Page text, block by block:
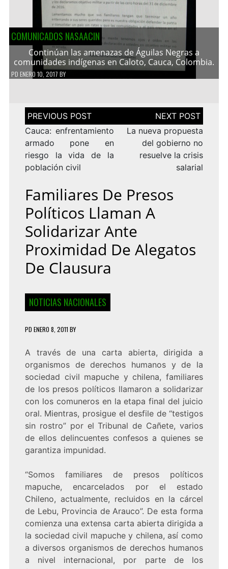
COMUNICADOS NASAACIN
Continúan las amenazas de Águilas Negras a
comunidades indígenas en Caloto, Cauca, Colombia.
PD ENERO 10, 2017 BY
Navegación
de
entradas
Cauca: enfrentamiento
armado pone en
riesgo la vida de la
población civil
La nueva propuesta
del gobierno no
resuelve la crisis
salarial
Familiares De Presos
Políticos Llaman A
Solidarizar Ante
Proximidad De Alegatos
De Clausura
NOTICIAS NACIONALES
PD ENERO 8, 2011 BY
A través de una carta abierta, dirigida a
organismos de derechos humanos y de la
sociedad civil mapuche y chilena, familiares
de los presos políticos llamaron a solidarizar
con los comuneros en la etapa final del juicio
oral. Mientras, prosigue el desfile de “testigos
sin rostro” por el Tribunal de Cañete, varios
de ellos delincuentes confesos a quienes se
garantiza impunidad.
“Somos familiares de presos políticos
mapuche, encarcelados por el estado
Chileno, actualmente, recluidos en la cárcel
de Lebu, Provincia de Arauco”. De esta forma
comienza una extensa carta abierta dirigida a
la sociedad civil mapuche y chilena, así como
a diversos organismos de derechos humanos
a nivel internacional, por parte de los